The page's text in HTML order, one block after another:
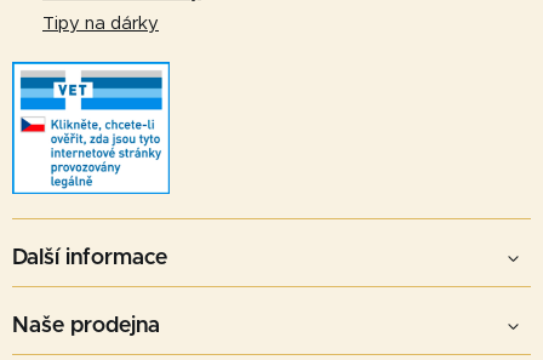
Tipy na dárky
Další informace
Naše prodejna